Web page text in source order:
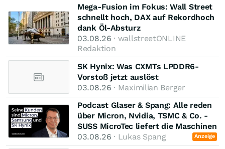
Mega-Fusion im Fokus: Wall Street
schnellt hoch, DAX auf Rekordhoch
dank Öl-Absturz
03.08.26 · wallstreetONLINE
Redaktion
SK Hynix: Was CXMTs LPDDR6-
Vorstoß jetzt auslöst
03.08.26 · Maximilian Berger
Podcast Glaser & Spang: Alle reden
über Micron, Nvidia, TSMC & Co. -
SUSS MicroTec liefert die Maschinen
03.08.26 · Lukas Spang Anzeige